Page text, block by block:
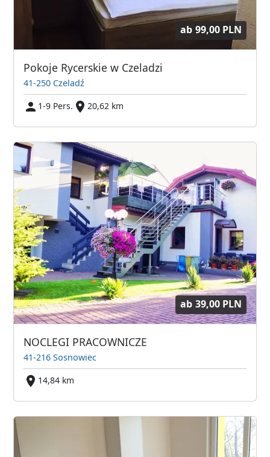
ab 99,00 PLN
Pokoje Rycerskie w Czeladzi
41-250 Czeladź
1-9 Pers.
20,62 km
ab 39,00 PLN
NOCLEGI PRACOWNICZE
41-216 Sosnowiec
14,84 km